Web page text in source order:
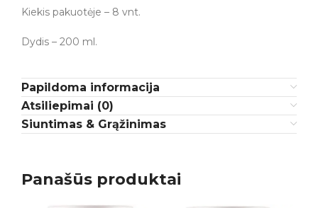
Kiekis pakuotėje – 8 vnt.
Dydis – 200 ml.
Papildoma informacija
Atsiliepimai (0)
Siuntimas & Grąžinimas
Panašūs produktai